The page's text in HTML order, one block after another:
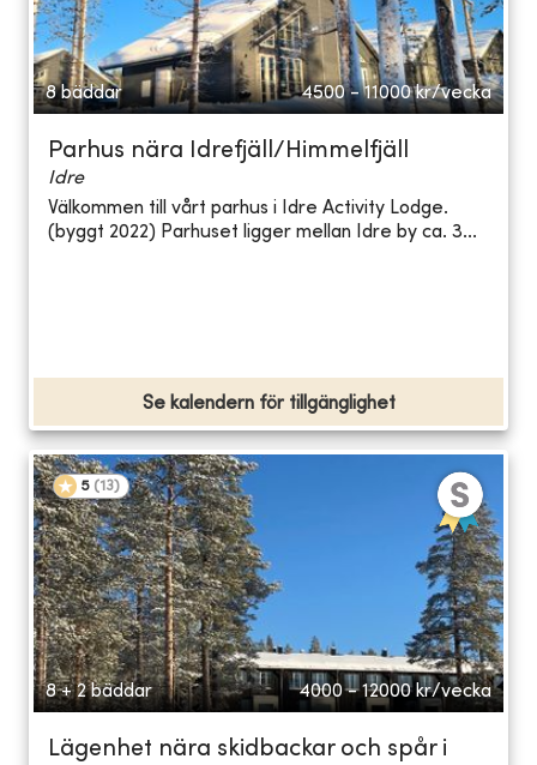
8 bäddar 4500 - 11000 kr/vecka
Parhus nära Idrefjäll/Himmelfjäll
Idre
Välkommen till vårt parhus i Idre Activity Lodge.
(byggt 2022) Parhuset ligger mellan Idre by ca. 3...
Se kalendern för tillgänglighet
5 (13)
8 + 2 bäddar 4000 - 12000 kr/vecka
Lägenhet nära skidbackar och spår i